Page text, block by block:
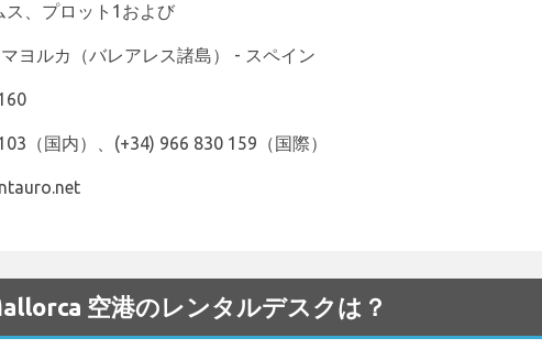
ス、プロット1および
ヨルカ（バレアレス諸島） - スペイン
（国内）、(+34) 966 830 159（国際）
空港のレンタルデスクは？